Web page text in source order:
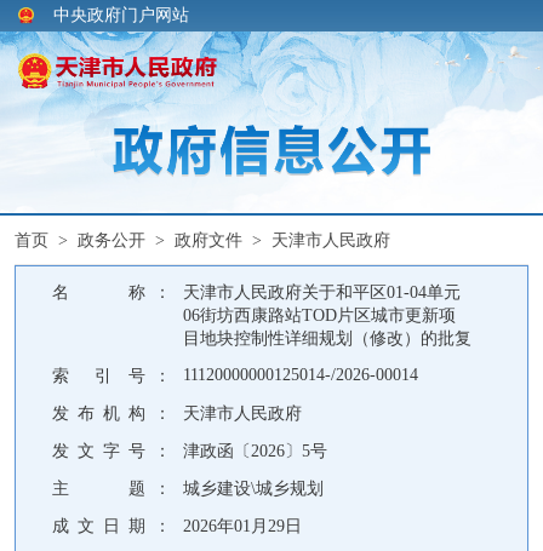
中央政府门户网站
首页> 政务公开> 政府文件> 天津市人民政府
名 称 ：
天津市人民政府关于和平区01-04单元
06街坊西康路站TOD片区城市更新项
目地块控制性详细规划（修改）的批复
索 引 号 ：
11120000000125014-/2026-00014
发 布 机 构 ：
天津市人民政府
发 文 字 号 ：
津政函〔2026〕5号
主 题 ：
城乡建设\城乡规划
成 文 日 期 ：
2026年01月29日